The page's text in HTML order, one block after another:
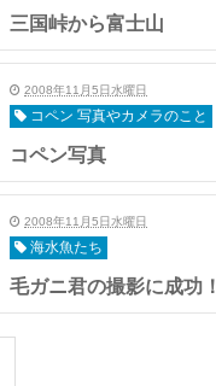
三国峠から富士山
2008年11月5日水曜日
コペン 写真やカメラのこと
コペン写真
2008年11月5日水曜日
海水魚たち
毛ガニ君の撮影に成功！